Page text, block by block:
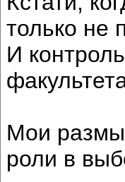
только не
И
Мои
роли в